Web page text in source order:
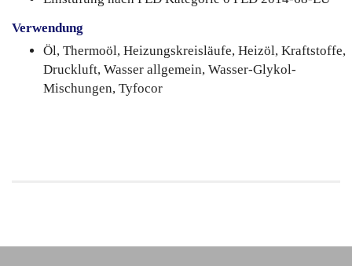
Verwendung
Öl, Thermoöl, Heizungskreisläufe, Heizöl, Kraftstoffe,
Druckluft, Wasser allgemein, Wasser-Glykol-
Mischungen, Tyfocor